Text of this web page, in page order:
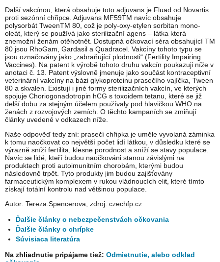
Další vakcínou, která obsahuje toto adjuvans je Fluad od Novartis
proti sezónní chřipce. Adjuvans MF59TM navíc obsahuje
polysorbát TweenTM 80, což je poly-oxy-etylen sorbitan mono-
oleát, který se používá jako sterilizační agens – látka která
znemožní ženám otěhotnět. Dostupná očkovací séra obsahující TM
80 jsou RhoGam, Gardasil a Quadracel. Vakcíny tohoto typu se
jsou označovány jako „zabraňující plodnosti“ (Fertility Impairing
Vaccines). Na patent k výrobě tohoto druhu vakcín poukazuji níže v
anotaci č. 13. Patent výslovně jmenuje jako součást kontraceptivní
veterinární vakcíny na bázi glykoproteinu prasečího vajíčka, Tween
80 a skvalen. Existují i jiné formy sterilizačních vakcín, ve kterých
spojuje Choriogonadotropin hCG s toxoidem tetanu, které se již
delší dobu za stejným účelem používaly pod hlavičkou WHO na
ženách z rozvojových zemích. O těchto kampaních se zmiňují
články uvedené v odkazech níže.
Naše odpověď tedy zní: prasečí chřipka je uměle vyvolaná záminka
k tomu naočkovat co největší počet lidí látkou, v důsledku které se
výrazně sníží fertilita, klesne porodnost a sníží se stavy populace.
Navíc se lidé, kteří budou naočkováni stanou závislými na
produktech proti autoimunitním chorobám, kterými budou
následovně trpět. Tyto produkty jim budou zajišťovány
farmaceutickým komplexem v rukou vládnoucích elit, které tímto
získají totální kontrolu nad většinou populace.
Autor: Tereza.Spencerova, zdroj: czechfp.cz
Ďalšie články o nebezpečenstvách očkovania
Ďalšie články o chrípke
Súvisiaca literatúra
Na zhliadnutie pripájame tiež: Odmietnutie, alebo odklad